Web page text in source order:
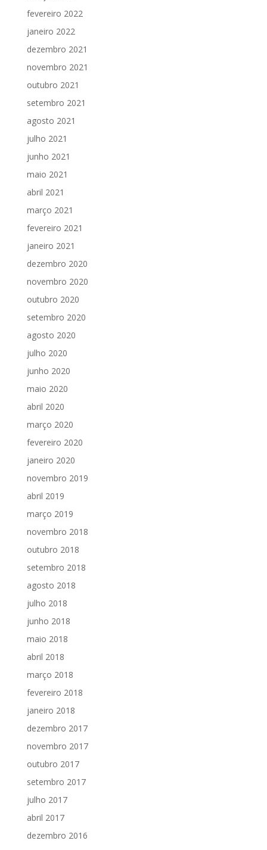
fevereiro 2022
janeiro 2022
dezembro 2021
novembro 2021
outubro 2021
setembro 2021
agosto 2021
julho 2021
junho 2021
maio 2021
abril 2021
março 2021
fevereiro 2021
janeiro 2021
dezembro 2020
novembro 2020
outubro 2020
setembro 2020
agosto 2020
julho 2020
junho 2020
maio 2020
abril 2020
março 2020
fevereiro 2020
janeiro 2020
novembro 2019
abril 2019
março 2019
novembro 2018
outubro 2018
setembro 2018
agosto 2018
julho 2018
junho 2018
maio 2018
abril 2018
março 2018
fevereiro 2018
janeiro 2018
dezembro 2017
novembro 2017
outubro 2017
setembro 2017
julho 2017
abril 2017
dezembro 2016